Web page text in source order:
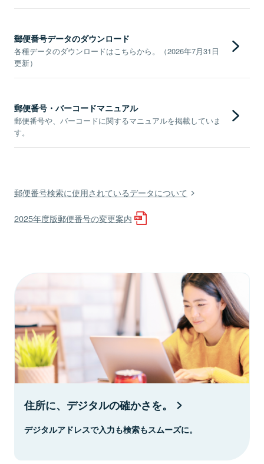
郵便番号データのダウンロード
各種データのダウンロードはこちらから。（2026年7月31日
更新）
郵便番号・バーコードマニュアル
郵便番号や、バーコードに関するマニュアルを掲載していま
す。
郵便番号検索に使用されているデータについて
2025年度版郵便番号の変更案内
住所に、デジタルの確かさを。
デジタルアドレスで入力も検索もスムーズに。